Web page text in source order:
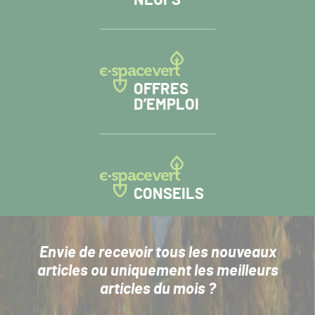
OFFRES
D’EMPLOI
CONSEILS
Envie de recevoir tous les nouveaux
articlesou uniquement les meilleurs
articles du mois ?